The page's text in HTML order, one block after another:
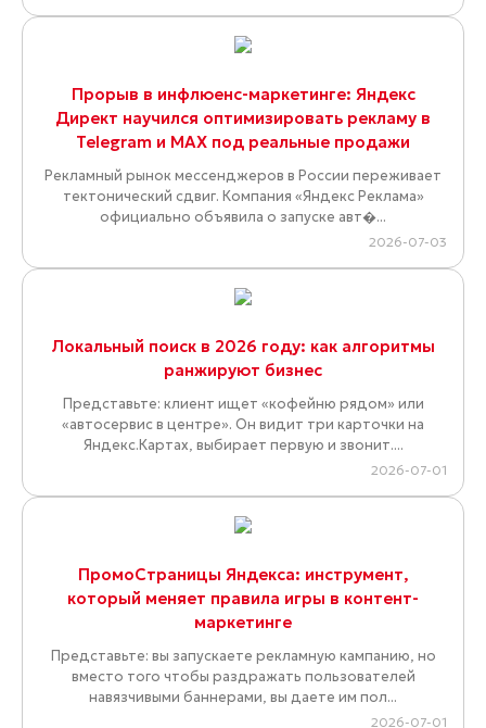
Прорыв в инфлюенс-маркетинге: Яндекс
Директ научился оптимизировать рекламу в
Telegram и MAX под реальные продажи
Рекламный рынок мессенджеров в России переживает
тектонический сдвиг. Компания «Яндекс Реклама»
официально объявила о запуске авт�...
2026-07-03
Локальный поиск в 2026 году: как алгоритмы
ранжируют бизнес
Представьте: клиент ищет «кофейню рядом» или
«автосервис в центре». Он видит три карточки на
Яндекс.Картах, выбирает первую и звонит....
2026-07-01
ПромоСтраницы Яндекса: инструмент,
который меняет правила игры в контент-
маркетинге
Представьте: вы запускаете рекламную кампанию, но
вместо того чтобы раздражать пользователей
навязчивыми баннерами, вы даете им пол...
2026-07-01